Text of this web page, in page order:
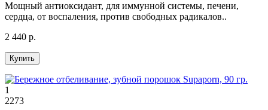
Мощный антиоксидант, для иммунной системы, печени,
сердца, от воспаления, против свободных радикалов..
2 440 р.
Купить
1
2273